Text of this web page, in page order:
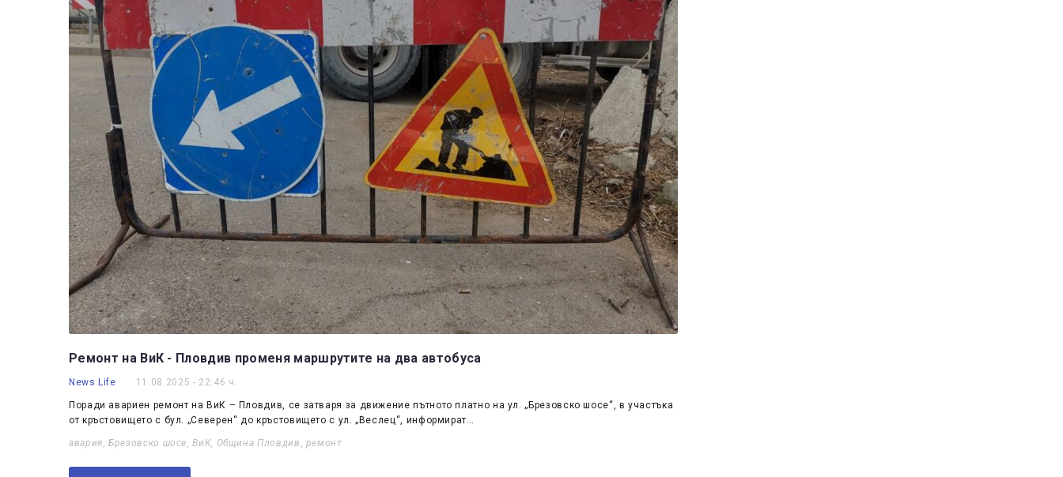
Ремонт на ВиК - Пловдив променя маршрутите на два автобуса
News Life 11.08.2025 - 22:46 ч.
Поради авариен ремонт на ВиК – Пловдив, се затваря за движение пътното платно на ул. „Брезовско шосе“, в участъка
от кръстовището с бул. „Северен“ до кръстовището с ул. „Веслец“, информират…
авария,Брезовско шосе,ВиК, Община Пловдив , ремонт